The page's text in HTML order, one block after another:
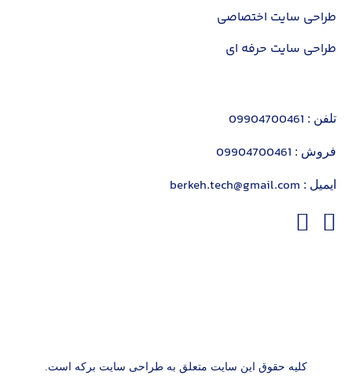
طراحی سایت اختصاصی
طراحی سایت حرفه ای
تلفن : 09904700461
فروش : 09904700461
ایمیل : berkeh.tech@gmail.com
کلیه حقوق این سایت متعلق به طراحی سایت برکه است.